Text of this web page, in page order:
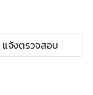
แจ้งตรวจสอบ